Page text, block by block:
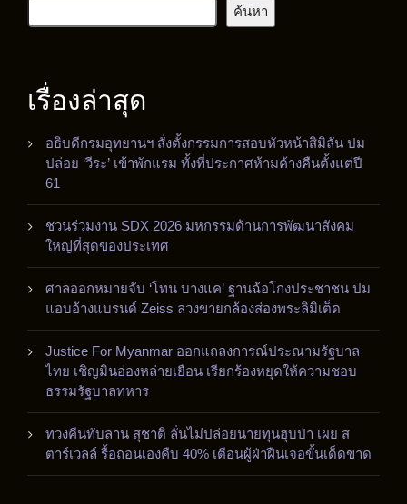
ค้นหา
เรื่องล่าสุด
อธิบดีกรมอุทยานฯ สั่งตั้งกรรมการสอบหัวหน้าสิมิลัน ปม
ปล่อย ‘วีระ’ เข้าพักแรม ทั้งที่ประกาศห้ามค้างคืนตั้งแต่ปี
61
ชวนร่วมงาน SDX 2026 มหกรรมด้านการพัฒนาสังคม
ใหญ่ที่สุดของประเทศ
ศาลออกหมายจับ ‘โทน บางแค’ ฐานฉ้อโกงประชาชน ปม
แอบอ้างแบรนด์ Zeiss ลวงขายกล้องส่องพระลิมิเต็ด
Justice For Myanmar ออกแถลงการณ์ประณามรัฐบาล
ไทย เชิญมินอ่องหล่ายเยือน เรียกร้องหยุดให้ความชอบ
ธรรมรัฐบาลทหาร
ทวงคืนทับลาน สุชาติ ลั่นไม่ปล่อยนายทุนฮุบป่า เผย ส
ตาร์เวลล์ รื้อถอนเองคืบ 40% เตือนผู้ฝ่าฝืนเจอขั้นเด็ดขาด